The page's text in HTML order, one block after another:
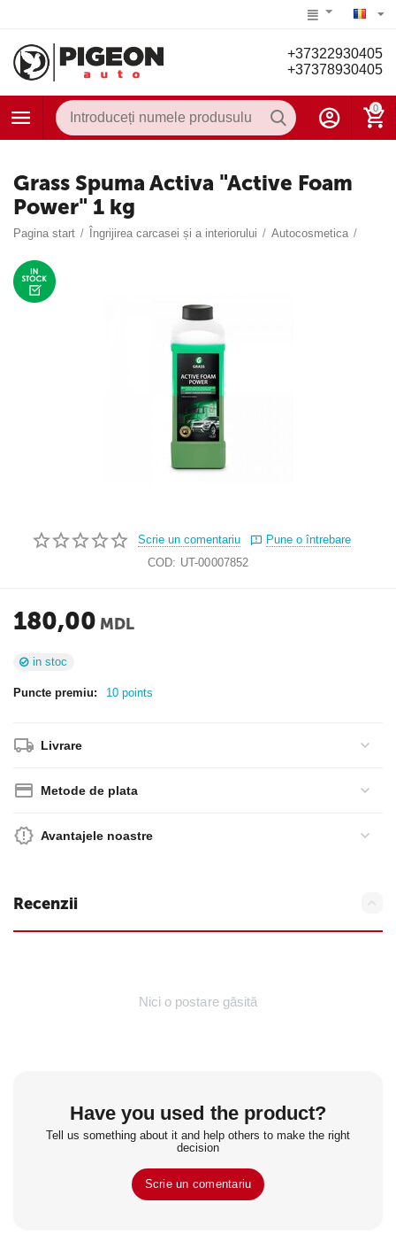
+37322930405
+37378930405
0
Grass Spuma Activa "Active Foam
Power" 1 kg
Pagina start / Îngrijirea carcasei și a interiorului / Autocosmetica /
Scrie un comentariu
Pune o întrebare
COD: UT-00007852
180,00 MDL
in stoc
Puncte premiu: 10 points
Livrare
Metode de plata
Avantajele noastre
Recenzii
Nici o postare găsită
Have you used the product?
Tell us something about it and help others to make the right
decision
Scrie un comentariu